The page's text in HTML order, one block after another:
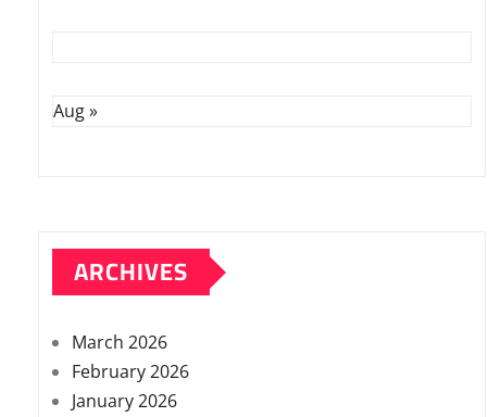
Aug »
ARCHIVES
March 2026
February 2026
January 2026